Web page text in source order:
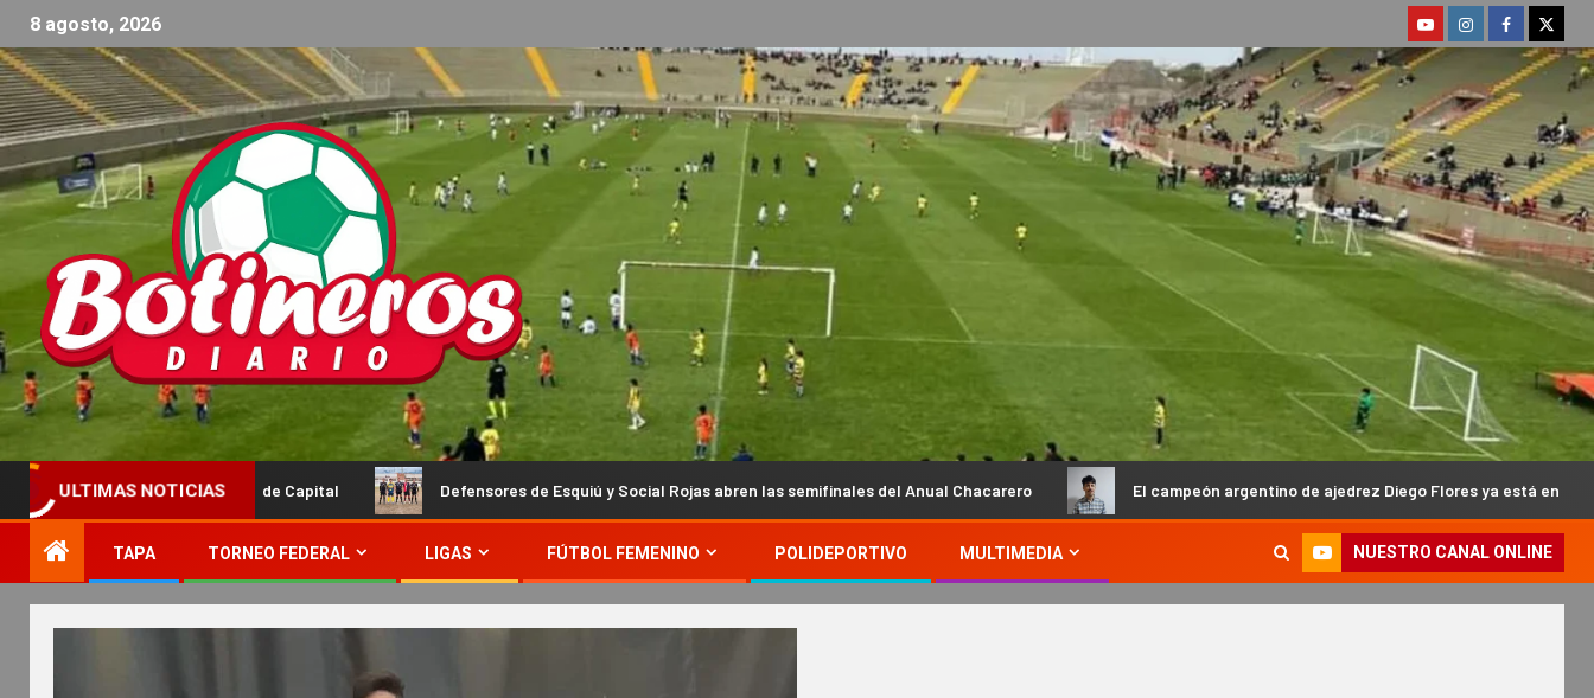
8 agosto, 2026
ULTIMAS NOTICIAS
femenino de Capital Defensores de Esquiú y Social Rojas abren las semifinales del Anual Chacarero El campeón argentino de ajedrez Diego Flores ya está en Catamarca
TAPA TORNEO FEDERAL LIGAS FÚTBOL FEMENINO POLIDEPORTIVO MULTIMEDIA NUESTRO CANAL ONLINE